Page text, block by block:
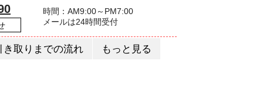
時間：AM9:00～PM7:00
​メールは24時間受付
き取りまでの流れ もっと見る